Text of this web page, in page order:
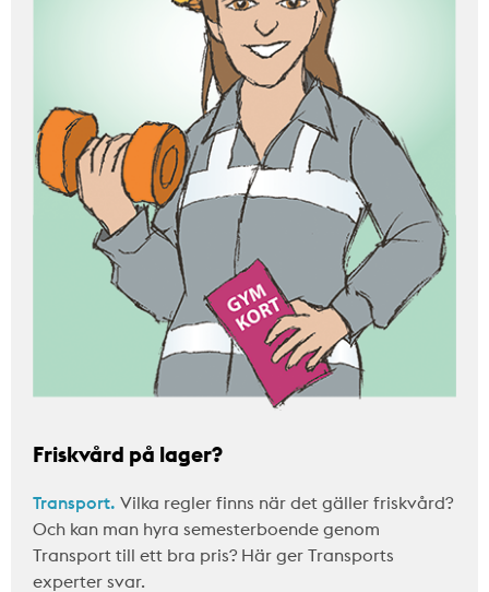
Friskvård på lager?
Transport. Vilka regler finns när det gäller friskvård?
Och kan man hyra semesterboende genom
Transport till ett bra pris? Här ger Transports
experter svar.